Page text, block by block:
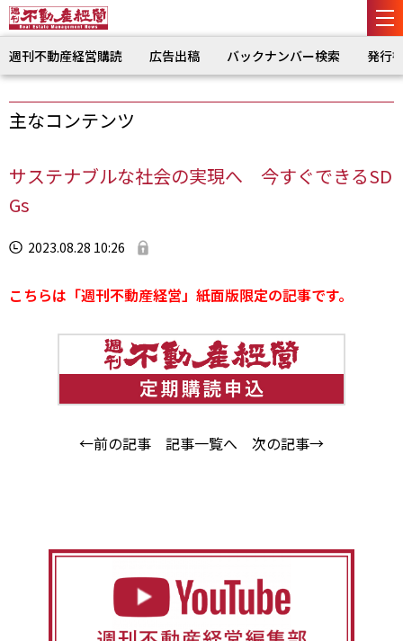
週刊不動産経営購読 広告出稿 バックナンバー検索 発行
主なコンテンツ
サステナブルな社会の実現へ 今すぐできるSD
Gs
2023.08.28 10:26
こちらは「週刊不動産経営」紙面版限定の記事です。
←前の記事 記事一覧へ 次の記事→